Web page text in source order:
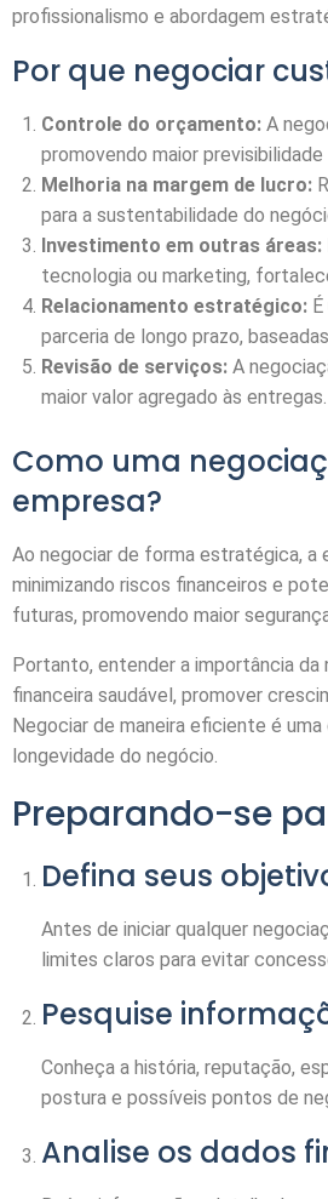
profissionalismo e abordagem
Por que negociar
Controle do orçamento: A
promovendo maior previsibilidade
Melhoria na margem de lucro:
para a sustentabilidade do
Investimento em outras áreas:
tecnologia ou marketing,
Relacionamento estratégico:
parceria de longo prazo,
Revisão de serviços: A
maior valor agregado às entregas.
Como uma
empresa?
Ao negociar de forma estratégica, a
minimizando riscos financeiros e
futuras, promovendo maior
Portanto, entender a importância
financeira saudável, promover
Negociar de maneira eficiente é
longevidade do negócio.
Preparando-se
Defina seus
Antes de iniciar qualquer
limites claros para evitar
Pesquise
Conheça a história, reputação,
postura e possíveis pontos de
Analise os dados